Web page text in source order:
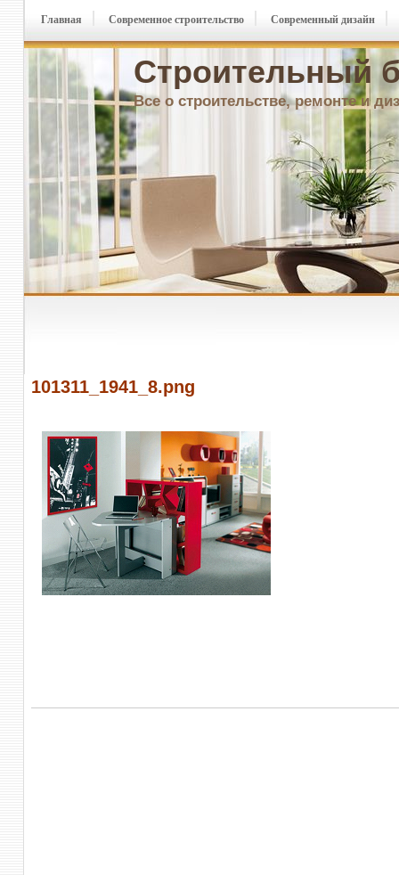
Строительный
Все о строительстве, ремонте и
Главная Современное строительство Современный дизайн
101311_1941_8.png